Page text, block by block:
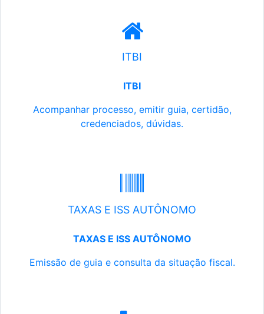
ITBI
ITBI
Acompanhar processo, emitir guia, certidão,
credenciados, dúvidas.
TAXAS E ISS AUTÔNOMO
TAXAS E ISS AUTÔNOMO
Emissão de guia e consulta da situação fiscal.